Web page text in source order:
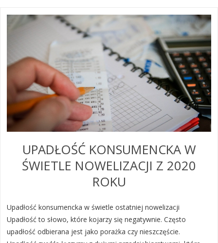
UPADŁOŚĆ KONSUMENCKA W
ŚWIETLE NOWELIZACJI Z 2020
ROKU
Upadłość konsumencka w świetle ostatniej nowelizacji
Upadłość to słowo, które kojarzy się negatywnie. Często
upadłość odbierana jest jako porażka czy nieszczęście.